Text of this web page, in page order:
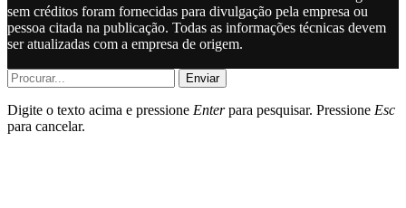
sem créditos foram fornecidas para divulgação pela empresa ou
pessoa citada na publicação. Todas as informações técnicas devem
ser atualizadas com a empresa de origem.
Enviar
Digite o texto acima e pressione Enterpara pesquisar. Pressione Esc
para cancelar.